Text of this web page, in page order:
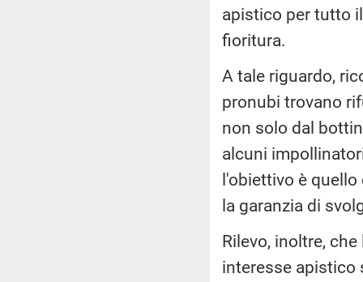
apistico per tutto
fioritura.
A tale riguardo,
pronubi trovano
non solo dal
alcuni
l'obiettivo è
la garanzia di
Rilevo, inoltre,
interesse apistico